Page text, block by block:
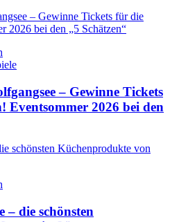
– Gewinne Tickets
Eventsommer 2026 bei den
die schönsten